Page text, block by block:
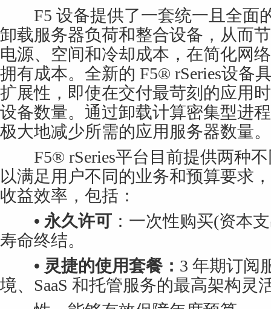
F5 设备提供了一套统一且全面
卸载服务器负荷和整合设备，从而
电源、空间和冷却成本，在简化网
拥有成本。全新的 F5® rSeries设备
扩展性，即使在交付最苛刻的应用
设备数量。通过卸载计算密集型进
极大地减少所需的应用服务器数量。
F5® rSeries平台目前提供两种不
以满足用户不同的业务和预算要求
收益效率，包括：
• 永久许可 ：一次性购买(资本
寿命终结。
• 灵捷的使用套餐： 3 年期订阅
境、SaaS 和托管服务的最高架构灵